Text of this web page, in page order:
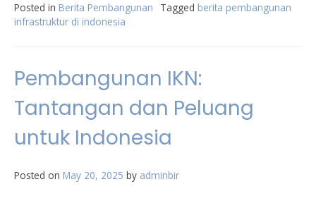
Posted in Berita Pembangunan Tagged berita pembangunan
infrastruktur di indonesia
Pembangunan IKN:
Tantangan dan Peluang
untuk Indonesia
Posted on May 20, 2025 by adminbir